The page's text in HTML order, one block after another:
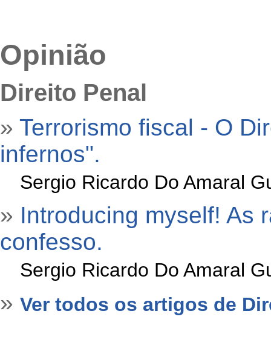
Opinião
Direito Penal
» Terrorismo fiscal - O
infernos".
Sergio Ricardo Do Amaral
» Introducing myself! As
confesso.
Sergio Ricardo Do Amaral
» Ver todos os artigos de